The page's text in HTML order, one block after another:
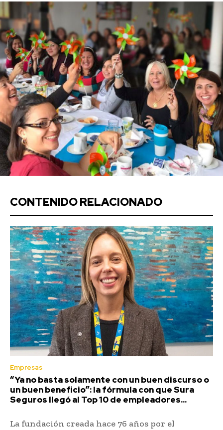
CONTENIDO RELACIONADO
Empresas
“Ya no basta solamente con un buen discurso o
un buen beneficio”: la fórmula con que Sura
Seguros llegó al Top 10 de empleadores...
La fundación creada hace 76 años por el